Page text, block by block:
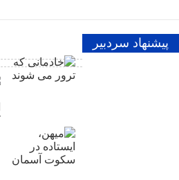
پیشنهاد سردبیر